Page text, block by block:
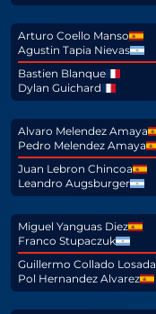
Arturo Coello Manso
Agustin Tapia Nievas
Bastien Blanque
Dylan Guichard
Alvaro Melendez Amaya
Pedro Melendez Amaya
Juan Lebron Chincoa
Leandro Augsburger
Miguel Yanguas Diez
Franco Stupaczuk
Guillermo Collado Losada
Pol Hernandez Alvarez